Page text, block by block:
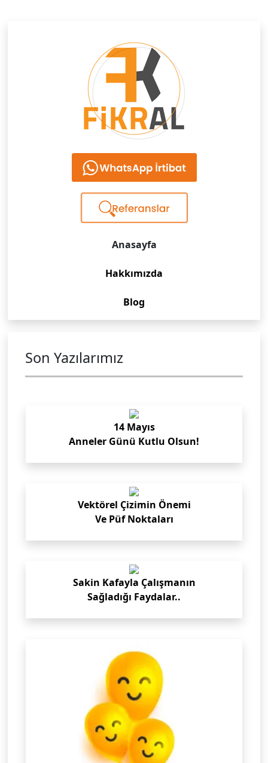
Anasayfa
Hakkımızda
Blog
Son Yazılarımız
14 Mayıs
Anneler Günü Kutlu Olsun!
Vektörel Çizimin Önemi
Ve Püf Noktaları
Sakin Kafayla Çalışmanın
Sağladığı Faydalar..